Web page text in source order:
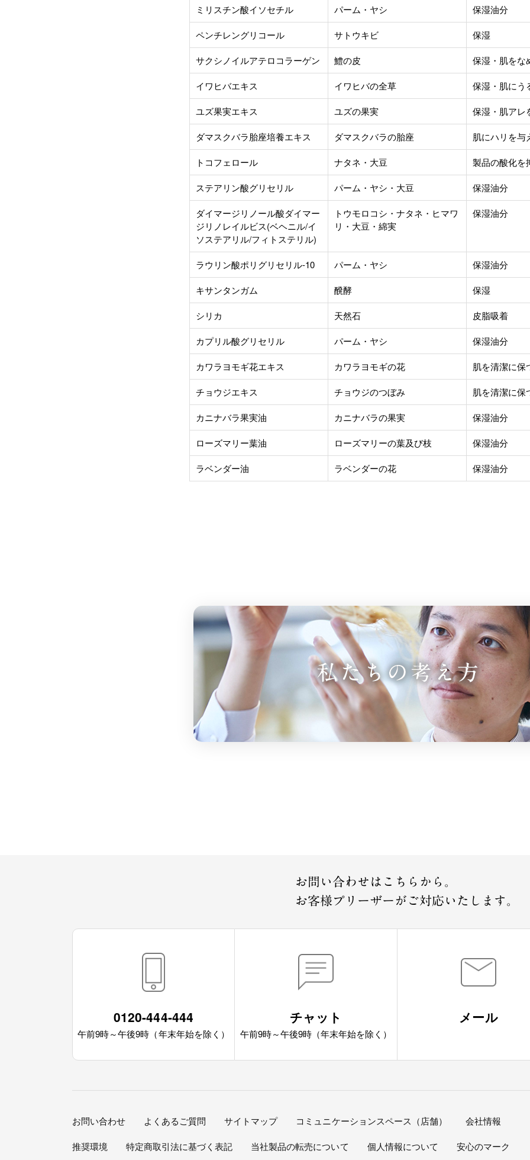
ミリスチン酸イソセチル パーム・ヤシ 保湿油分
ペンチレングリコール サトウキビ 保湿
サクシノイルアテロコラーゲン 鱧の皮 保湿・肌をな
イワヒバエキス イワヒバの全草 保湿・肌にう
ユズ果実エキス ユズの果実 保湿・肌アレ
ダマスクバラ胎座培養エキス ダマスクバラの胎座 肌にハリを与
トコフェロール ナタネ・大豆 製品の酸化を
ステアリン酸グリセリル パーム・ヤシ・大豆 保湿油分
ダイマージリノール酸ダイマー
ジリノレイルビス(ベヘニル/イ
ソステアリル/フィトステリル)
トウモロコシ・ナタネ・ヒマワ
リ・大豆・綿実
保湿油分
ラウリン酸ポリグリセリル-10 パーム・ヤシ 保湿油分
キサンタンガム 醗酵 保湿
シリカ 天然石 皮脂吸着
カプリル酸グリセリル パーム・ヤシ 保湿油分
カワラヨモギ花エキス カワラヨモギの花 肌を清潔に保
チョウジエキス チョウジのつぼみ 肌を清潔に保
カニナバラ果実油 カニナバラの果実 保湿油分
ローズマリー葉油 ローズマリーの葉及び枝 保湿油分
ラベンダー油 ラベンダーの花 保湿油分
お問い合わせはこちらから。
お客様プリーザーがご対応いたします。
0120-444-444
午前9時～午後9時（年末年始を除く）
チャット
午前9時～午後9時（年末年始を除く）
メール
お問い合わせ よくあるご質問 サイトマップ コミュニケーションスペース（店舗） 会社情報
推奨環境 特定商取引法に基づく表記 当社製品の転売について 個人情報について 安心のマーク